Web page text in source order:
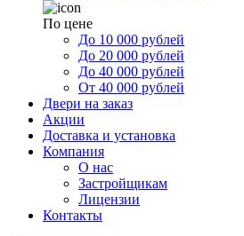
По цене
До 10 000 рублей
До 20 000 рублей
До 40 000 рублей
От 40 000 рублей
Двери на заказ
Акции
Доставка и установка
Компания
О нас
Застройщикам
Лицензии
Контакты